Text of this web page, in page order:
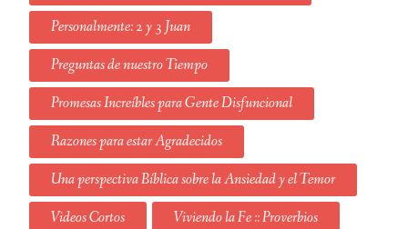
Personalmente: 2 y 3 Juan
Preguntas de nuestro Tiempo
Promesas Increíbles para Gente Disfuncional
Razones para estar Agradecidos
Una perspectiva Bíblica sobre la Ansiedad y el Temor
Videos Cortos
Viviendo la Fe :: Proverbios